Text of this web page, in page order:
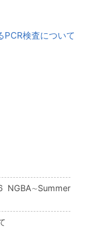
PCR検査について